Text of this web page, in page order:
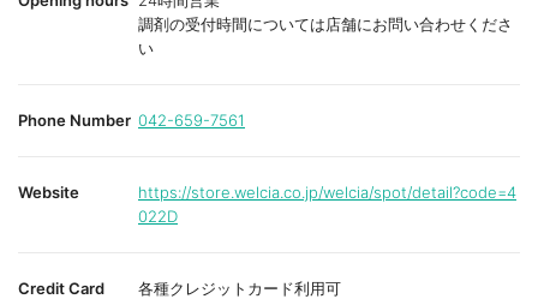
調剤の受付時間については店舗にお問い合わせくださ
い
Phone Number 042-659-7561
Website
https://store.welcia.co.jp/welcia/spot/detail?code=4
022D
Credit Card 各種クレジットカード利用可